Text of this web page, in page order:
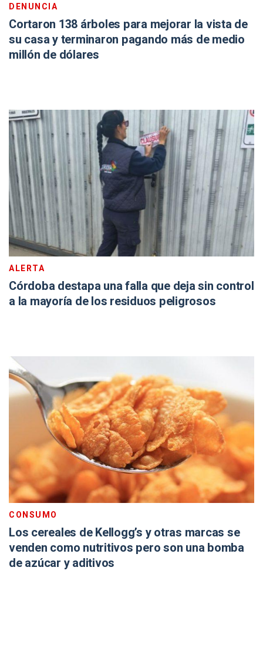
DENUNCIA
Cortaron 138 árboles para mejorar la vista de
su casa y terminaron pagando más de medio
millón de dólares
ALERTA
Córdoba destapa una falla que deja sin control
a la mayoría de los residuos peligrosos
CONSUMO
Los cereales de Kellogg’s y otras marcas se
venden como nutritivos pero son una bomba
de azúcar y aditivos